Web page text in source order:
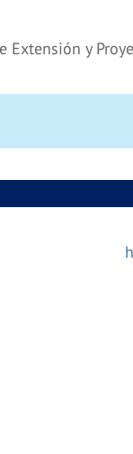
Extensión y